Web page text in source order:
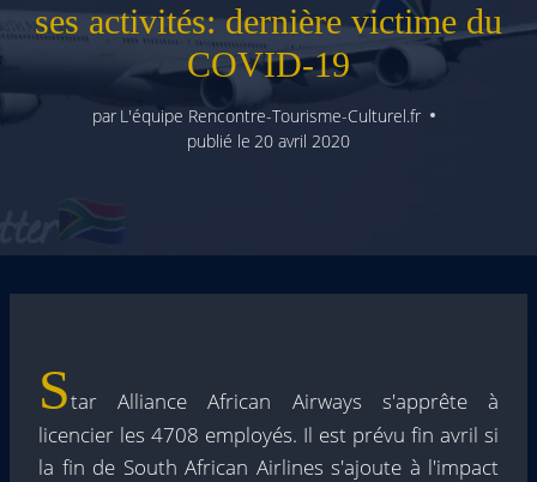
ses activités: dernière victime du
COVID-19
par L'équipe Rencontre-Tourisme-Culturel.fr
publié le 20 avril 2020
Star Alliance African Airways s'apprête à
licencier les 4708 employés. Il est prévu fin avril si
la fin de South African Airlines s'ajoute à l'impact